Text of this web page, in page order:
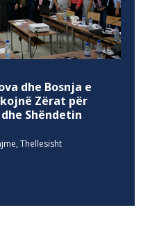
dhe Bosnja e
Zërat për
Shëndetin
, Thellesisht